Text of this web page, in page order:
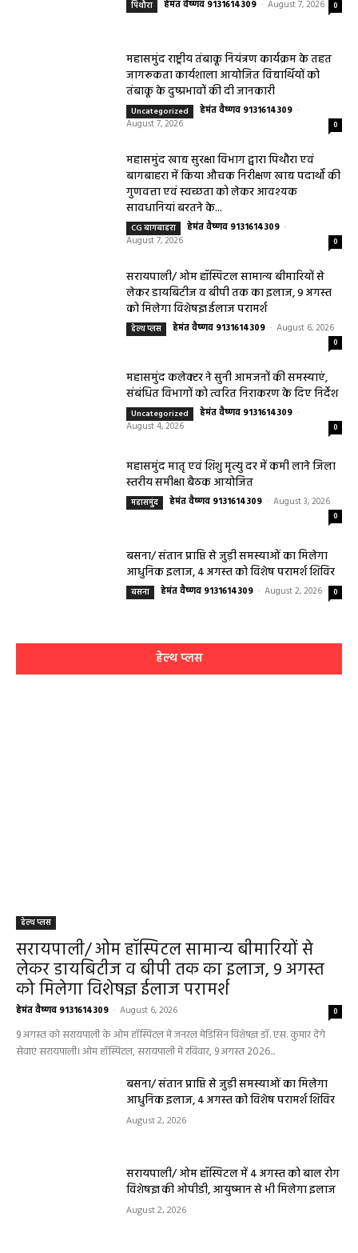
पिथौरा हेमंत वैष्णव 9131614309 - August 7, 2026 0
महासमुंद राष्ट्रीय तंबाकू नियंत्रण कार्यक्रम के तहत
जागरूकता कार्यशाला आयोजित विद्यार्थियों को
तंबाकू के दुष्प्रभावों की दी जानकारी
Uncategorized हेमंत वैष्णव 9131614309 -
August 7, 2026
0
महासमुंद खाद्य सुरक्षा विभाग द्वारा पिथौरा एवं
बागबाहरा में किया औचक निरीक्षण खाद्य पदार्थों की
गुणवत्ता एवं स्वच्छता को लेकर आवश्यक
सावधानियां बरतने के...
CG बागबाहरा हेमंत वैष्णव 9131614309 -
August 7, 2026
0
सरायपाली/ ओम हॉस्पिटल सामान्य बीमारियों से
लेकर डायबिटीज व बीपी तक का इलाज, 9 अगस्त
को मिलेगा विशेषज्ञ ईलाज परामर्श
हेल्थ प्लस हेमंत वैष्णव 9131614309 - August 6, 2026
0
महासमुंद कलेक्टर ने सुनी आमजनों की समस्याएं,
संबंधित विभागों को त्वरित निराकरण के दिए निर्देश
Uncategorized हेमंत वैष्णव 9131614309 -
August 4, 2026
0
महासमुंद मातृ एवं शिशु मृत्यु दर में कमी लाने जिला
स्तरीय समीक्षा बैठक आयोजित
महासमुंद हेमंत वैष्णव 9131614309 - August 3, 2026
0
बसना/ संतान प्राप्ति से जुड़ी समस्याओं का मिलेगा
आधुनिक इलाज, 4 अगस्त को विशेष परामर्श शिविर
बसना हेमंत वैष्णव 9131614309 - August 2, 2026 0
हेल्थ प्लस
हेल्थ प्लस
सरायपाली/ ओम हॉस्पिटल सामान्य बीमारियों से
लेकर डायबिटीज व बीपी तक का इलाज, 9 अगस्त
को मिलेगा विशेषज्ञ ईलाज परामर्श
हेमंत वैष्णव 9131614309 - August 6, 2026 0
9 अगस्त को सरायपाली के ओम हॉस्पिटल में जनरल मेडिसिन विशेषज्ञ डॉ. एस. कुमार देंगे
सेवाएं सरायपाली। ओम हॉस्पिटल, सरायपाली में रविवार, 9 अगस्त 2026...
बसना/ संतान प्राप्ति से जुड़ी समस्याओं का मिलेगा
आधुनिक इलाज, 4 अगस्त को विशेष परामर्श शिविर
August 2, 2026
सरायपाली/ ओम हॉस्पिटल में 4 अगस्त को बाल रोग
विशेषज्ञ की ओपीडी, आयुष्मान से भी मिलेगा इलाज
August 2, 2026